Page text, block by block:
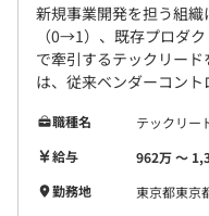
新規事業開発を担う組
（0→1）、既存プロダ
で牽引するテックリー
は、従来ベンダーコン
職種名
テックリー
給与
962万 〜
勤務地
東京都東京